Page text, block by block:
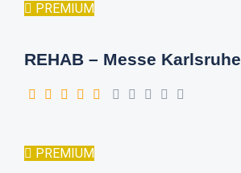
PREMIUM
REHAB – Messe Karlsruhe
PREMIUM